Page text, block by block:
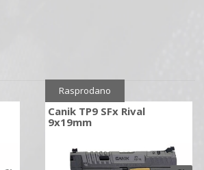
Sniženo 10%
Canik TP9 SFx Rival
9x19mm
Rasprodano